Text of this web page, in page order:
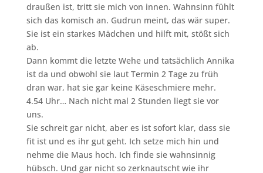
draußen ist, tritt sie mich von innen. Wahnsinn fühlt
sich das komisch an. Gudrun meint, das wär super.
Sie ist ein starkes Mädchen und hilft mit, stößt sich
ab.
Dann kommt die letzte Wehe und tatsächlich Annika
ist da und obwohl sie laut Termin 2 Tage zu früh
dran war, hat sie gar keine Käseschmiere mehr.
4.54 Uhr… Nach nicht mal 2 Stunden liegt sie vor
uns.
Sie schreit gar nicht, aber es ist sofort klar, dass sie
fit ist und es ihr gut geht. Ich setze mich hin und
nehme die Maus hoch. Ich finde sie wahnsinnig
hübsch. Und gar nicht so zerknautscht wie ihr